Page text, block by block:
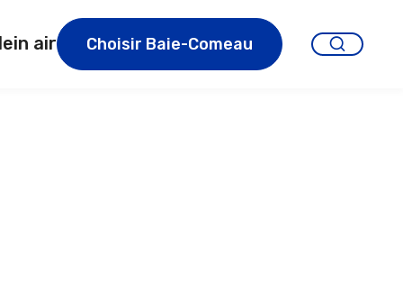
air Choisir Baie-Comeau